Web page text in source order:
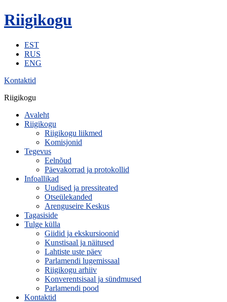
Riigikogu
EST
RUS
ENG
Kontaktid
Riigikogu
Avaleht
Riigikogu
Riigikogu liikmed
Komisjonid
Tegevus
Eelnõud
Päevakorrad ja protokollid
Infoallikad
Uudised ja pressiteated
Otseülekanded
Arenguseire Keskus
Tagasiside
Tulge külla
Giidid ja ekskursioonid
Kunstisaal ja näitused
Lahtiste uste päev
Parlamendi lugemissaal
Riigikogu arhiiv
Konverentsisaal ja sündmused
Parlamendi pood
Kontaktid